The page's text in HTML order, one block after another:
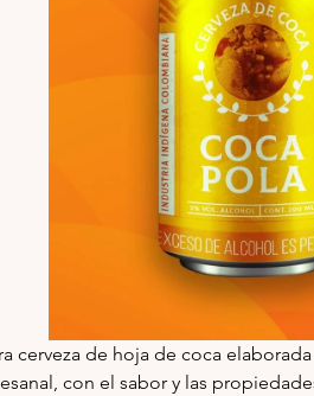
cerveza de hoja de coca
con el sabor y las propied